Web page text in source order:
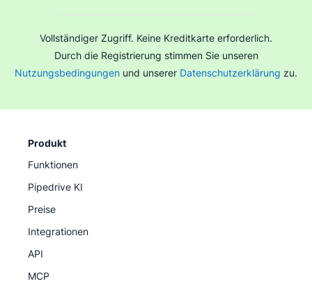
Vollständiger Zugriff. Keine Kreditkarte erforderlich.
Durch die Registrierung stimmen Sie unseren
Nutzungsbedingungen und unserer Datenschutzerklärung zu.
Produkt
Funktionen
Pipedrive KI
Preise
Integrationen
API
MCP